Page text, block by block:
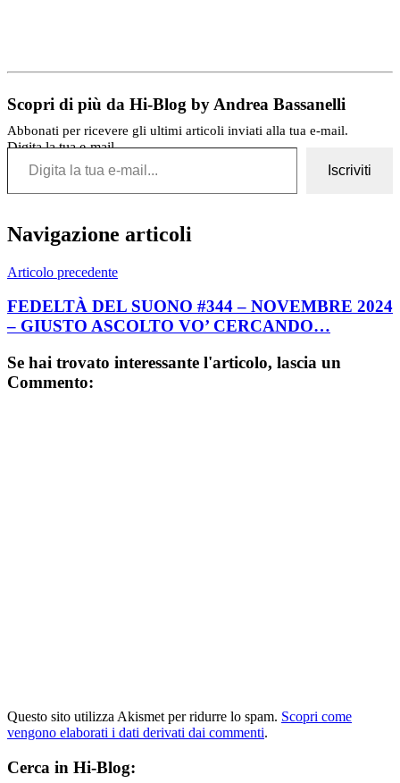
Scopri di più da Hi-Blog by Andrea Bassanelli
Abbonati per ricevere gli ultimi articoli inviati alla tua e-mail.
Digita la tua e-mail...
Iscriviti
Navigazione articoli
Articolo precedente
FEDELTÀ DEL SUONO #344 – NOVEMBRE 2024
– GIUSTO ASCOLTO VO’ CERCANDO…
Se hai trovato interessante l'articolo, lascia un
Commento:
Questo sito utilizza Akismet per ridurre lo spam. Scopri come
vengono elaborati i dati derivati dai commenti.
Cerca in Hi-Blog: